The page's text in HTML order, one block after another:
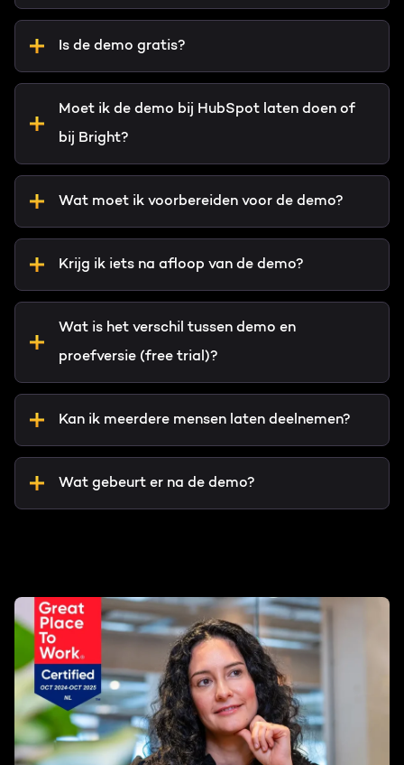
Is de demo gratis?
Moet ik de demo bij HubSpot laten doen of
bij Bright?
Wat moet ik voorbereiden voor de demo?
Krijg ik iets na afloop van de demo?
Wat is het verschil tussen demo en
proefversie (free trial)?
Kan ik meerdere mensen laten deelnemen?
Wat gebeurt er na de demo?